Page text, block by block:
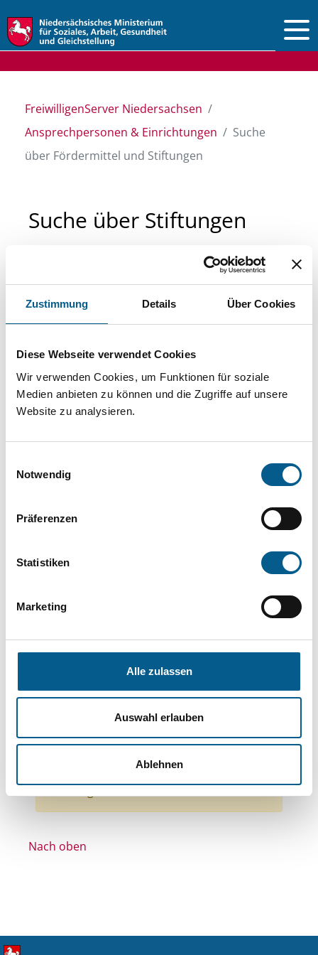
Zustimmung Details Über Cookies
Diese Webseite verwendet Cookies
Wir verwenden Cookies, um Funktionen für soziale
Medien anbieten zu können und die Zugriffe auf unsere
Website zu analysieren.
Notwendig
Präferenzen
Statistiken
Marketing
Alle zulassen
Auswahl erlauben
Ablehnen
FreiwilligenServer Niedersachsen
Ansprechpersonen & Einrichtungen
Suche
über Fördermittel und Stiftungen
Suche über Stiftungen
Sie suchen finanzielle Unterstützung für ein
Projekt oder ein Vorhaben? Hier können Sie
direkt über unsere Fördermitteldatenbank und
Stiftungsdatenbank recherchieren. Bei der
Suche bitte die Groß- und Kleinschreibung
beachten.
können durch die Wahl von Bereichen oder
Bereiche: Stiftungen
Themen: Kinder, Jugendliche & Familie
Themen: Kunst & Kultur
Themen: Denkmalschutz
Themen: Wohltätige Zwecke
Themen: Integration
Alle Filter entfernen
Nach oben